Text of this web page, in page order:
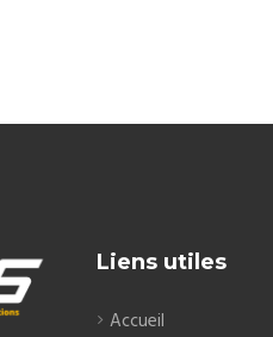
Liens utiles
Accueil